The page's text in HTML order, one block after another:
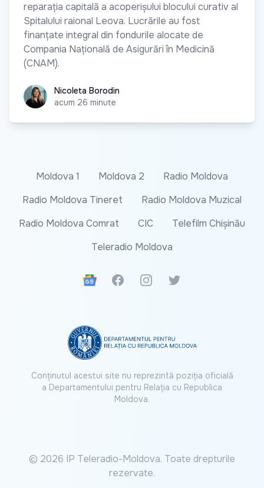
reparația capitală a acoperișului blocului curativ al
Spitalului raional Leova. Lucrările au fost
finanțate integral din fondurile alocate de
Compania Națională de Asigurări în Medicină
(CNAM).
Nicoleta Borodin
Nicoleta Borodin
acum 26 minute
Moldova 1 Moldova 2
Radio Moldova
Radio Moldova Tineret
Radio Moldova Muzical
Radio Moldova Comrat
CIC
Telefilm Chișinău
Teleradio Moldova
Google News
FacebookInstagramTwitter
Conținutul acestui site nu reprezintă poziția oficială
a Departamentului pentru Relația cu Republica
Moldova.
© 2026 IP Teleradio-Moldova. Toate drepturile
rezervate.